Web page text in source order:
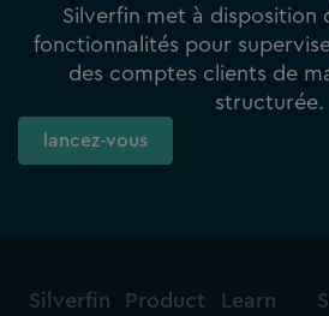
Silverfin met à disposition
fonctionnalités pour
des comptes clients de
structurée.
lancez‑vous
Silverfin Product
Learn